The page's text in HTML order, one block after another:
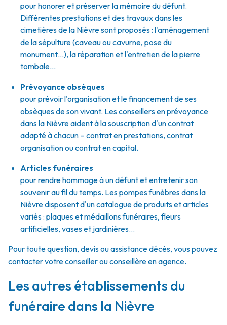
pour honorer et préserver la mémoire du défunt.
Différentes prestations et des travaux dans les
cimetières de la Nièvre sont proposés : l'aménagement
de la sépulture (caveau ou cavurne, pose du
monument…), la réparation et l'entretien de la pierre
tombale…
Prévoyance obsèques
pour prévoir l'organisation et le financement de ses
obsèques de son vivant. Les conseillers en prévoyance
dans la Nièvre aident à la souscription d'un contrat
adapté à chacun – contrat en prestations, contrat
organisation ou contrat en capital.
Articles funéraires
pour rendre hommage à un défunt et entretenir son
souvenir au fil du temps. Les pompes funèbres dans la
Nièvre disposent d'un catalogue de produits et articles
variés : plaques et médaillons funéraires, fleurs
artificielles, vases et jardinières...
Pour toute question, devis ou assistance décès, vous pouvez
contacter votre conseiller ou conseillère en agence.
Les autres établissements du
funéraire dans la Nièvre